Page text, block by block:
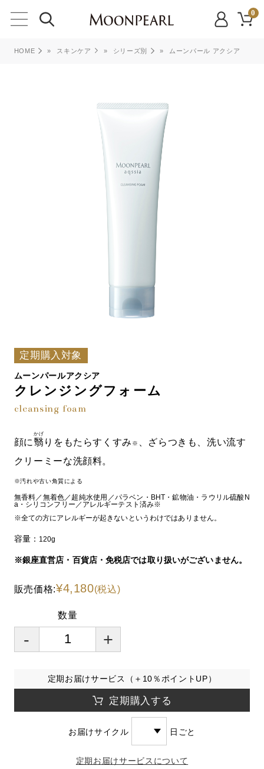
0
HOME » スキンケア » シリーズ別 » ムーンパール アクシア
定期購入対象
ムーンパールアクシア
クレンジングフォーム
cleansing foam
顔に 翳
かげ
りをもたらすくすみ ※
、ざらつきも、洗い流す
クリーミーな洗顔料。
※汚れや古い角質による
無香料／無着色／超純水使用／パラベン・BHT・鉱物油・ラウリル硫酸N
a・シリコンフリー／アレルギーテスト済み※
※全ての方にアレルギーが起きないというわけではありません。
容量： 120g
※銀座直営店・百貨店・免税店では取り扱いがございません。
販売価格:¥4,180(税込)
数量
- +
定期お届けサービス（＋10％ポイントUP）
定期購入する
お届けサイクル 日ごと
定期お届けサービスについて